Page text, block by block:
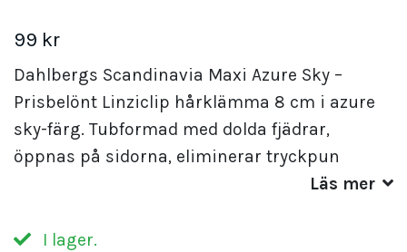
99 kr
Dahlbergs Scandinavia Maxi Azure Sky –
Prisbelönt Linziclip hårklämma 8 cm i azure
sky-färg. Tubformad med dolda fjädrar,
öppnas på sidorna, eliminerar tryckpun
Läs mer
I lager.